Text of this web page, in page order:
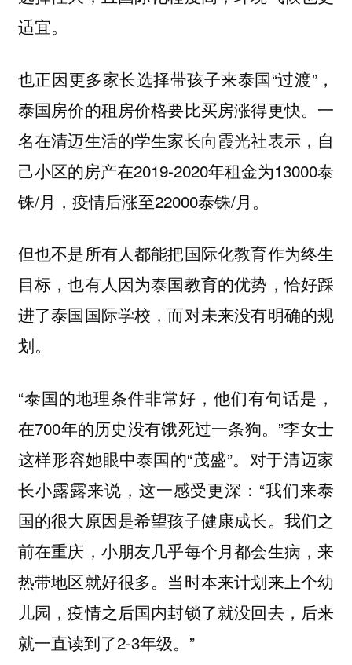
适宜。
也正因更多家长选择带孩子来泰国“过渡”，
泰国房价的租房价格要比买房涨得更快。一
名在清迈生活的学生家长向霞光社表示，自
己小区的房产在2019-2020年租金为13000泰
铢/月，疫情后涨至22000泰铢/月。
但也不是所有人都能把国际化教育作为终生
目标，也有人因为泰国教育的优势，恰好踩
进了泰国国际学校，而对未来没有明确的规
划。
“泰国的地理条件非常好，他们有句话是，
在700年的历史没有饿死过一条狗。”李女士
这样形容她眼中泰国的“茂盛”。对于清迈家
长小露露来说，这一感受更深：“我们来泰
国的很大原因是希望孩子健康成长。我们之
前在重庆，小朋友几乎每个月都会生病，来
热带地区就好很多。当时本来计划来上个幼
儿园，疫情之后国内封锁了就没回去，后来
就一直读到了2-3年级。”